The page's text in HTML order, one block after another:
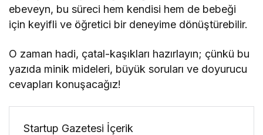
ebeveyn, bu süreci hem kendisi hem de bebeği
için keyifli ve öğretici bir deneyime dönüştürebilir.
O zaman hadi, çatal-kaşıkları hazırlayın; çünkü bu
yazıda minik mideleri, büyük soruları ve doyurucu
cevapları konuşacağız!
Startup Gazetesi İçerik